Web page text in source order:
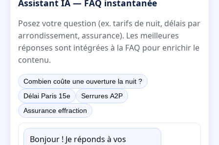
Assistant IA — FAQ instantanée
Posez votre question (ex. tarifs de nuit, délais par
arrondissement, assurance). Les meilleures
réponses sont intégrées à la FAQ pour enrichir le
contenu.
Combien coûte une ouverture la nuit ?
Délai Paris 15e
Serrures A2P
Assurance effraction
Bonjour ! Je réponds à vos